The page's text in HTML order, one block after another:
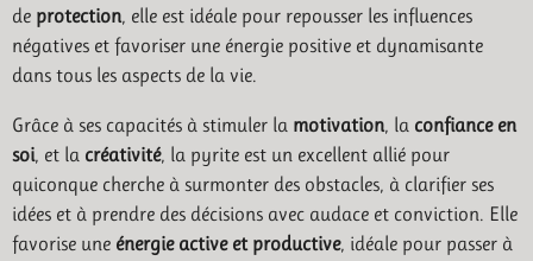
de protection, elle est idéale pour repousser les influences
négatives et favoriser une énergie positive et dynamisante
dans tous les aspects de la vie.
Grâce à ses capacités à stimuler la motivation, la confiance en
soi, et la créativité, la pyrite est un excellent allié pour
quiconque cherche à surmonter des obstacles, à clarifier ses
idées et à prendre des décisions avec audace et conviction. Elle
favorise une énergie active et productive, idéale pour passer à